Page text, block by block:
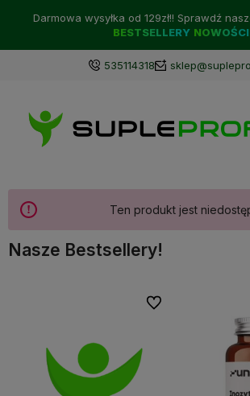
Darmowa wysyłka od 129zł!! Sprawdź
BESTSELLERY NOWOŚCI
535114318
Ten produkt jest
Nasze Bestsellery!
Do ulubionych